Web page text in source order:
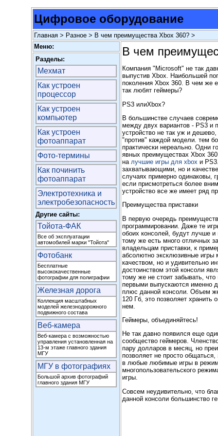
Цифровое оборудование
Главная > Разное > В чем преимущества Xbox 360? >
Меню:
В чем
Компания "Microsoft" не так
выпустив Xbox. Наибольшей
поколения Xbox 360. В чем же
так любят геймеры?
PS3 илиXbox?
В большинстве случаев
между двух вариантов - PS3 и
устройство не так уж и
"против" каждой модели. тем
практически нереально. Одни
явных преимуществах Xbox
на лучшие игры для xbox и
захватывающими, но и
случаях примерно одинаковы,
если присмотреться более
устройство все же имеет ряд
Преимущества приставки
В первую очередь
программировании. Даже те
обоих консолей, будут лучше
тому же есть много отличных
владельцам приставки, к
абсолютно эксклюзивные игры
качеством, но и удивительно
достоинством этой консоли
тому же не стоит забывать,
первыми выпускаются именно
плюс данной консоли. Объем
120 Гб, это позволяет хранить
нем.
Геймеры, объединяйтесь!
Не так давно появился еще
сообщество геймеров.
пару долларов в месяц, но
позволяет не просто
в любые любимые игры в
многопользовательского
игры.
Совсем неудивительно, что
данной консоли большинство
Разделы:
Мехмат
Как устроен
процессор
Как устроен
компьютер
Как устроен
фотоаппарат
Фото-термины
Как починить
фотоаппарат
Электротехника и
электробезопасность
Другие сайты:
Тойота-ФАК
Все об эксплуатации
автомобилей марки "Тойота"
Фотобанк
Бесплатные
высококачественные
фотографии для полиграфии
Железная дорога
Коллекция масштабных
моделей железнодорожного
подвижного состава
Веб-камера
Веб-камера с возможностью
управления установленная на
13-м этаже главного здания
МГУ
МГУ в фотографиях
Большой архив фотографий
главного здания МГУ